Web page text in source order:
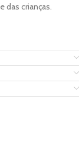
das crianças.